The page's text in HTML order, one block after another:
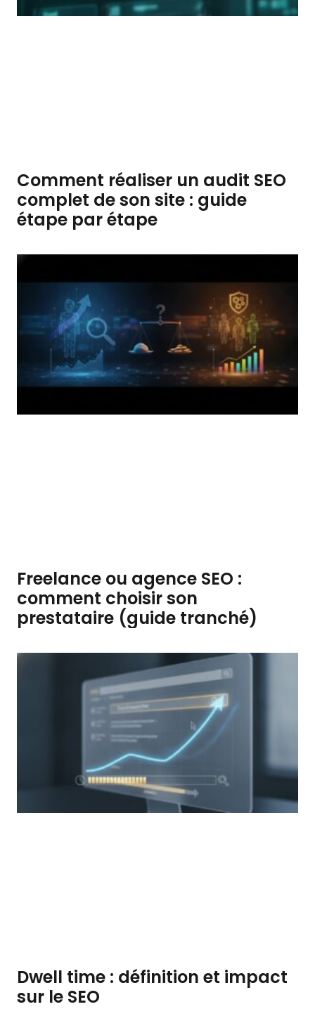
Comment réaliser un audit SEO
complet de son site : guide
étape par étape
Freelance ou agence SEO :
comment choisir son
prestataire (guide tranché)
Dwell time : définition et impact
sur le SEO